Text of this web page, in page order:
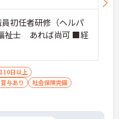
初任者研修（ヘルパ
祉士 あれば尚可 ■経
日以上
与あり
社会保険完備